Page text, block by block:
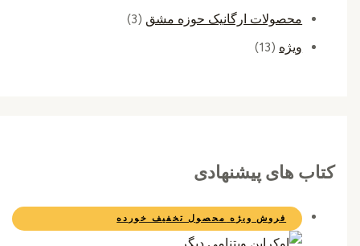
محصولات ارگانیک حوزه مشق (3)
ویژه
(13)
کتاب های پیشنهادی
فروش ویژه محصول تخفیف خورده